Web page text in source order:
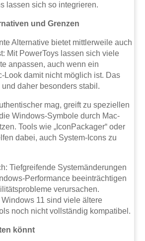
lassen sich so integrieren.
und Grenzen
Alternative bietet mittlerweile auch
Mit PowerToys lassen sich viele
anpassen, auch wenn ein
Look damit nicht möglich ist. Das
daher besonders stabil.
mag, greift zu speziellen
Windows-Symbole durch Mac-
Tools wie „IconPackager“ oder
dabei, auch System-Icons zu
Tiefgreifende Systemänderungen
Performance beeinträchtigen
verursachen.
11 sind viele ältere
noch nicht vollständig kompatibel.
könnt